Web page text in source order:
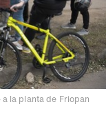
la planta de Friopan